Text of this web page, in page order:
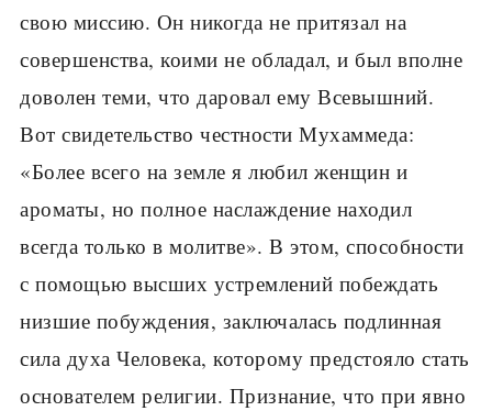
свою миссию. Он никогда не притязал на
совершенства, коими не обладал, и был вполне
доволен теми, что даровал ему Всевышний.
Вот свидетельство честности Мухаммеда:
«Более всего на земле я любил женщин и
ароматы, но полное наслаждение находил
всегда только в молитве». В этом, способности
с помощью высших устремлений побеждать
низшие побуждения, заключалась подлинная
сила духа Человека, которому предстояло стать
основателем религии. Признание, что при явно